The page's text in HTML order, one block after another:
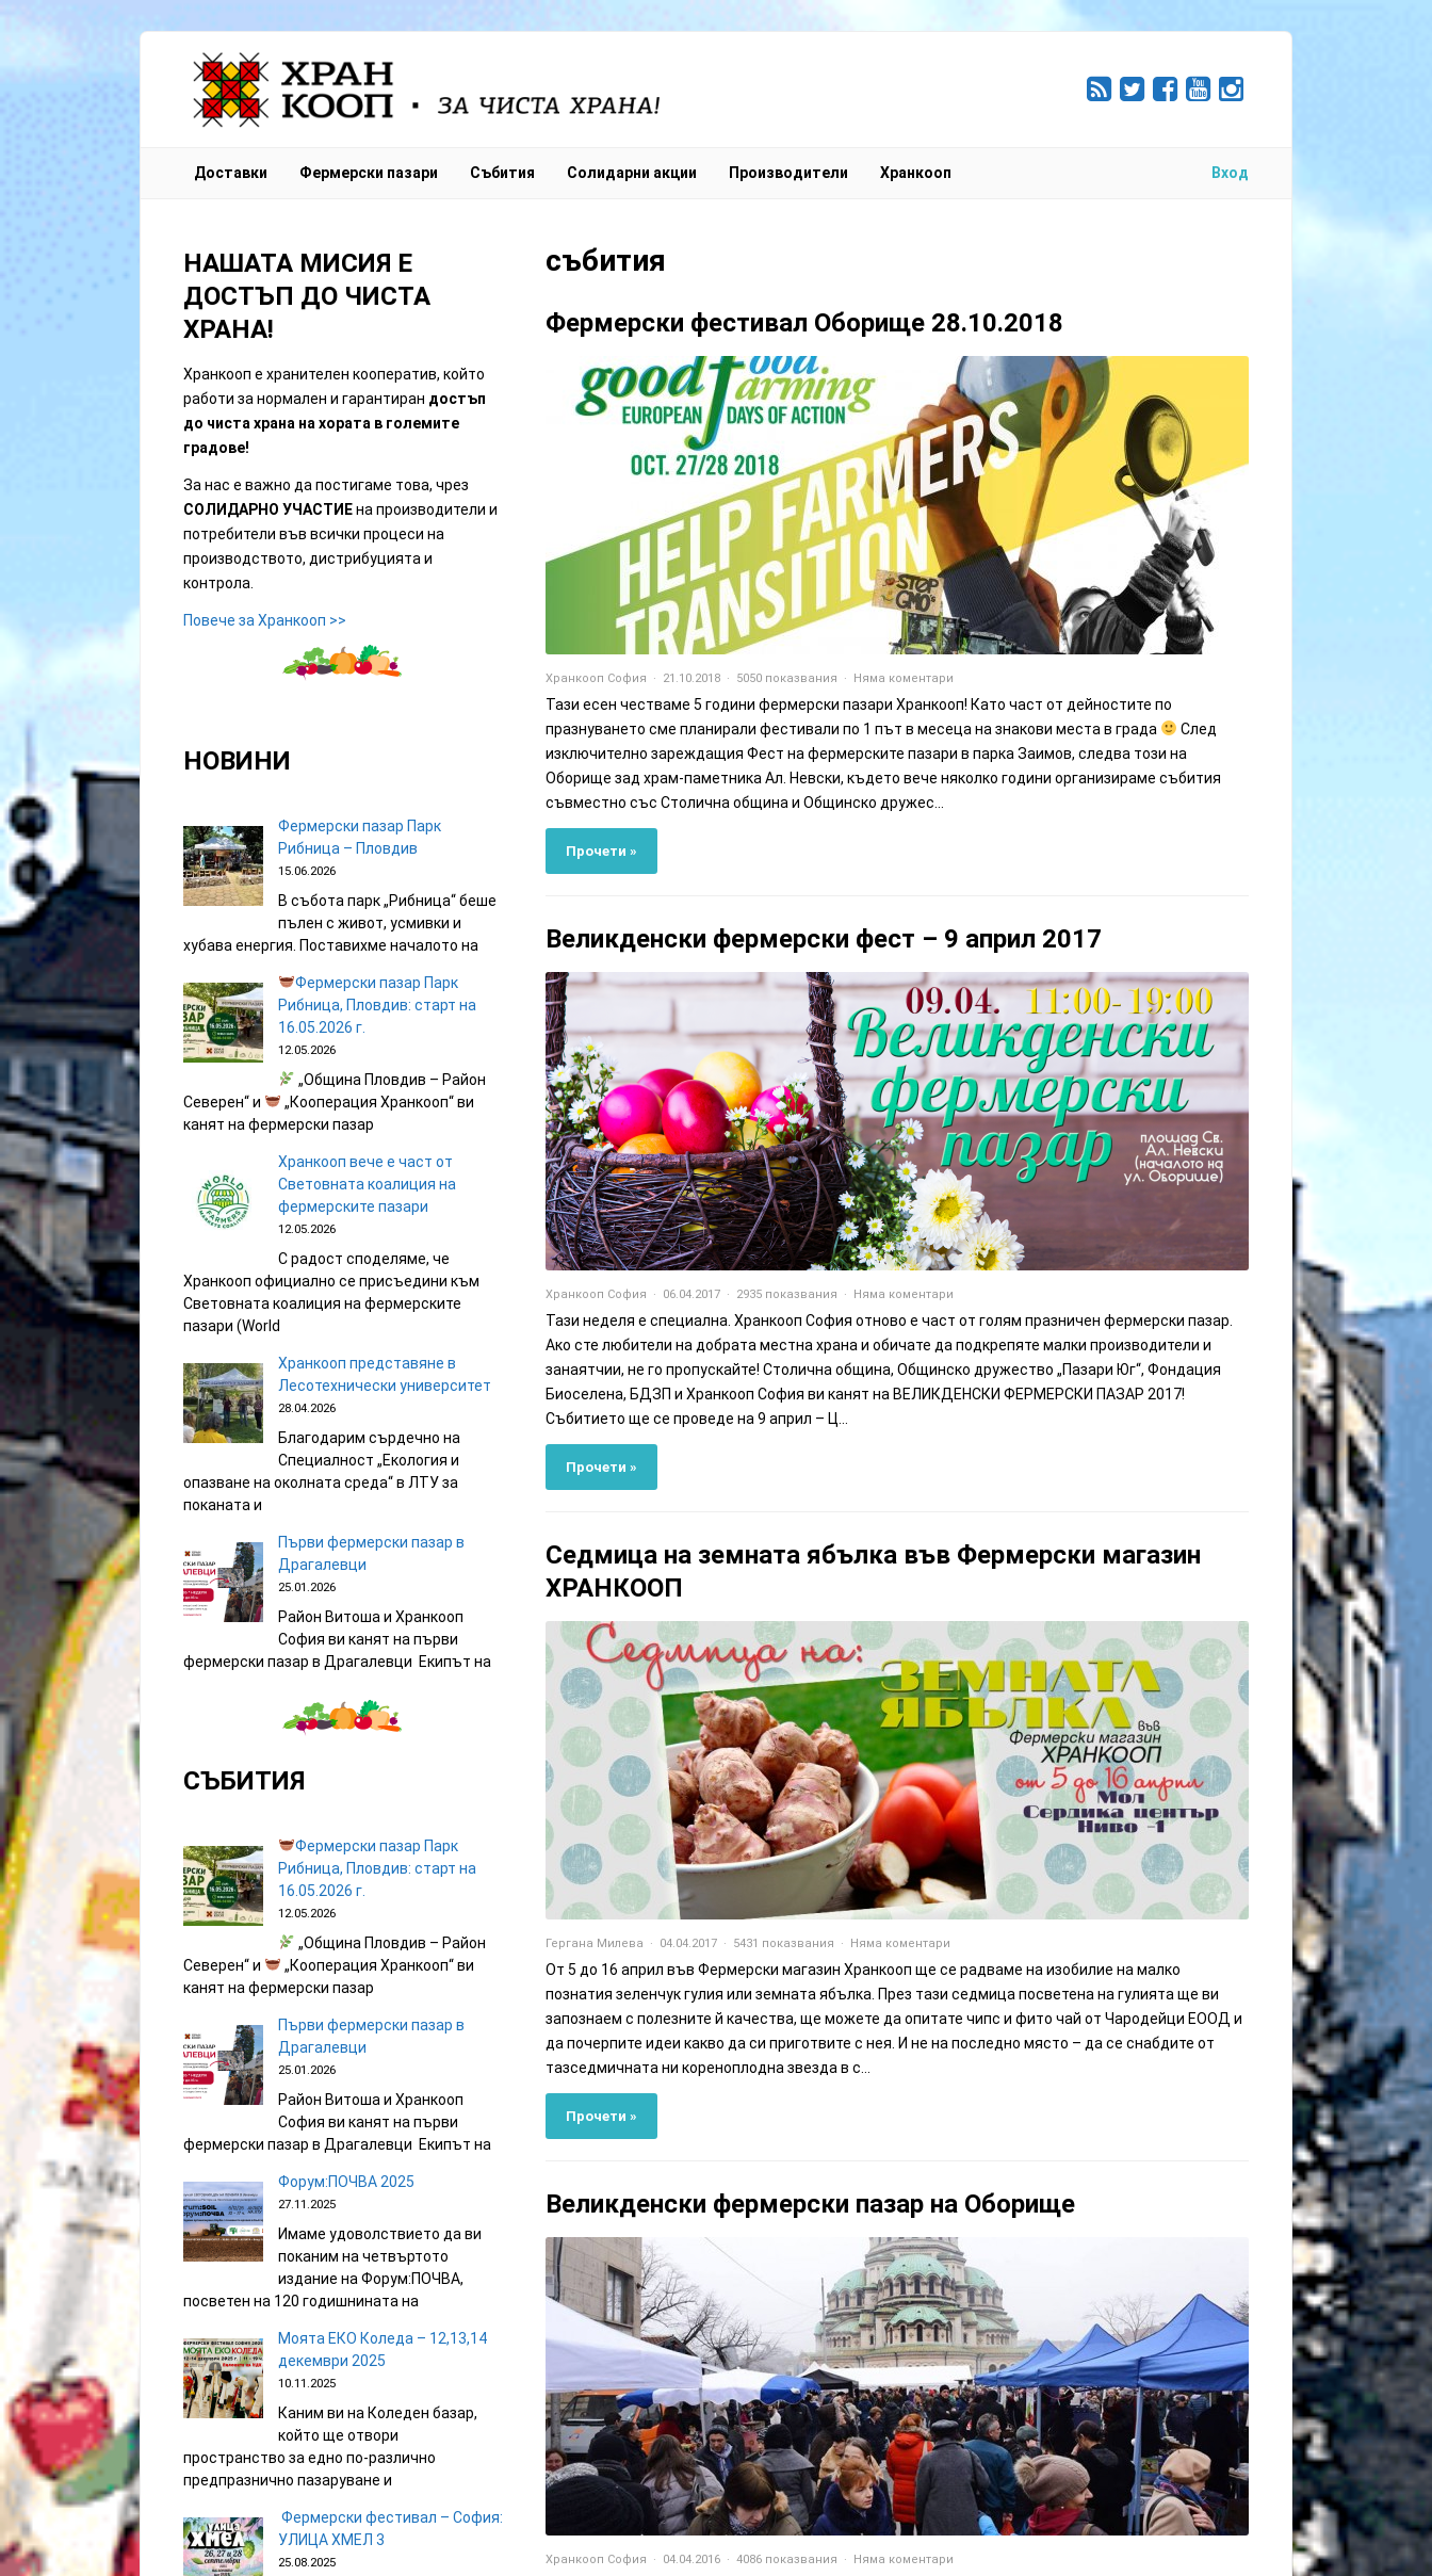
Доставки Фермерски пазари Събития Солидарни акции Производители Хранкооп Вход
събития
Фермерски фестивал Оборище 28.10.2018
Хранкооп София 21.10.2018 5050 показвания Няма коментари
Тази есен честваме 5 години фермерски пазари Хранкооп! Като част от дейностите по
празнуването сме планирали фестивали по 1 път в месеца на знакови места в града
След
изключително зареждащия Фест на фермерските пазари в парка Заимов, следва този на
Оборище зад храм-паметника Ал. Невски, където вече няколко години организираме събития
съвместно със Столична община и Общинско дружес...
Прочети »
Великденски фермерски фест – 9 април 2017
Хранкооп София 06.04.2017 2935 показвания Няма коментари
Тази неделя е специална. Хранкооп София отново е част от голям празничен фермерски пазар.
Ако сте любители на добрата местна храна и обичате да подкрепяте малки производители и
занаятчии, не го пропускайте! Столична община, Общинско дружество „Пазари Юг“, Фондация
Биоселена, БДЗП и Хранкооп София ви канят на ВЕЛИКДЕНСКИ ФЕРМЕРСКИ ПАЗАР 2017!
Събитието ще се проведе на 9 април – Ц...
Прочети »
Седмица на земната ябълка във Фермерски магазин
ХРАНКООП
Гергана Милева 04.04.2017 5431 показвания Няма коментари
От 5 до 16 април във Фермерски магазин Хранкооп ще се радваме на изобилие на малко
познатия зеленчук гулия или земната ябълка. През тази седмица посветена на гулията ще ви
запознаем с полезните й качества, ще можете да опитате чипс и фито чай от Чародейци ЕООД и
да почерпите идеи какво да си приготвите с нея. И не на последно място – да се снабдите от
тазседмичната ни кореноплодна звезда в с...
Прочети »
Великденски фермерски пазар на Оборище
Хранкооп София 04.04.2016 4086 показвания Няма коментари
НАШАТА МИСИЯ Е
ДОСТЪП ДО ЧИСТА
ХРАНА!
Хранкооп е хранителен кооператив, който
работи за нормален и гарантиран достъп
до чиста храна на хората в големите
градове!
За нас е важно да постигаме това, чрез
СОЛИДАРНО УЧАСТИЕна производители и
потребители във всички процеси на
производството, дистрибуцията и
контрола.
Повече за Хранкооп >>
НОВИНИ
Фермерски пазар Парк
Рибница – Пловдив
15.06.2026
В събота парк „Рибница“ беше
пълен с живот, усмивки и
хубава енергия. Поставихме началото на
Фермерски пазар Парк
Рибница, Пловдив: старт на
16.05.2026 г.
12.05.2026
„Община Пловдив – Район
Северен“ и
„Кооперация Хранкооп“ ви
канят на фермерски пазар
Хранкооп вече е част от
Световната коалиция на
фермерските пазари
12.05.2026
С радост споделяме, че
Хранкооп официално се присъедини към
Световната коалиция на фермерските
пазари (World
Хранкооп представяне в
Лесотехнически университет
28.04.2026
Благодарим сърдечно на
Специалност „Екология и
опазване на околната среда“ в ЛТУ за
поканата и
Първи фермерски пазар в
Драгалевци
25.01.2026
Район Витоша и Хранкооп
София ви канят на първи
фермерски пазар в Драгалевци Екипът на
СЪБИТИЯ
Фермерски пазар Парк
Рибница, Пловдив: старт на
16.05.2026 г.
12.05.2026
„Община Пловдив – Район
Северен“ и
„Кооперация Хранкооп“ ви
канят на фермерски пазар
Първи фермерски пазар в
Драгалевци
25.01.2026
Район Витоша и Хранкооп
София ви канят на първи
фермерски пазар в Драгалевци Екипът на
Форум:ПОЧВА 2025
27.11.2025
Имаме удоволствието да ви
поканим на четвъртото
издание на Форум:ПОЧВА,
посветен на 120 годишнината на
Моята ЕКО Коледа – 12,13,14
декември 2025
10.11.2025
Каним ви на Коледен базар,
който ще отвори
пространство за едно по-различно
предпразнично пазаруване и
Фермерски фестивал – София:
УЛИЦА ХМЕЛ 3
25.08.2025